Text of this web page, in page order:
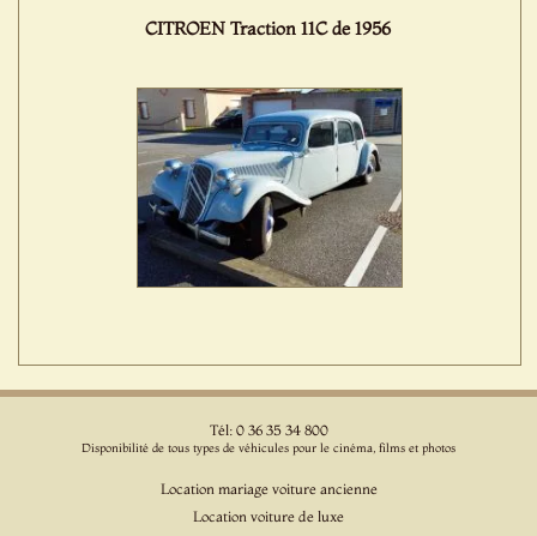
CITROEN Traction 11C de 1956
Tél: 0 36 35 34 800
Disponibilité de tous types de véhicules pour le cinéma, films et photos
Location mariage voiture ancienne
Location voiture de luxe